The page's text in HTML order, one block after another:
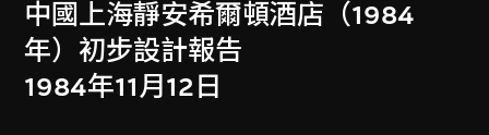
中國上海靜安希爾頓酒店（1984
年）初步設計報告
1984年11月12日